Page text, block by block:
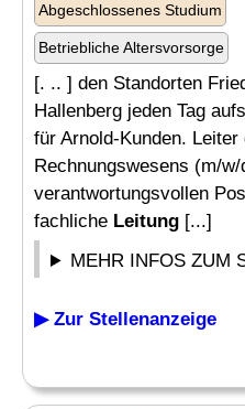
Abgeschlossenes Studium
Betriebliche Altersvorsorge
[. .. ] den Standorten
Hallenberg jeden Tag
für Arnold-Kunden.
Rechnungswesens (m/
verantwortungsvollen
fachliche Leitung [...]
MEHR INFOS ZUM
▶ Zur Stellenanzeige